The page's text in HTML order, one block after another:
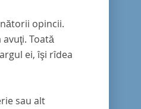
opincii.
Toată
ei, îşi rîdea
sau alt